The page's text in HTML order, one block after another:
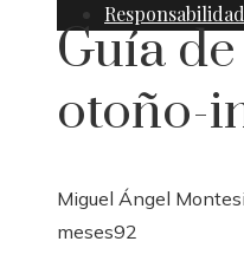
Guía
otoño-
Miguel Ángel
meses92